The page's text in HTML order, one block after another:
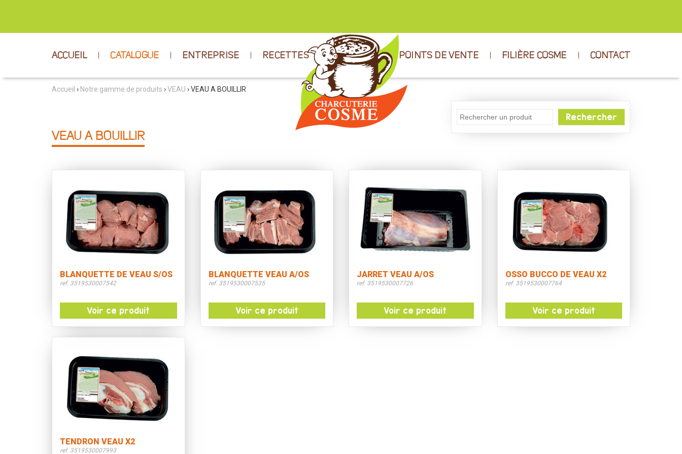
ACCUEIL CATALOGUE ENTREPRISE RECETTES POINTS DE VENTE FILIÈRE COSME CONTACT
Accueil › Notre gamme de produits ›VEAU › VEAU A BOUILLIR
Rechercher
VEAU A BOUILLIR
BLANQUETTE DE VEAU S/OS
ref. 3519530007542
Voir ce produit
BLANQUETTE VEAU A/OS
ref. 3519530007535
Voir ce produit
JARRET VEAU A/OS
ref. 3519530007726
Voir ce produit
OSSO BUCCO DE VEAU X2
ref. 3519530007764
Voir ce produit
TENDRON VEAU X2
ref. 3519530007993